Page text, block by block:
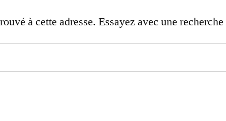
à cette adresse. Essayez avec une recherche